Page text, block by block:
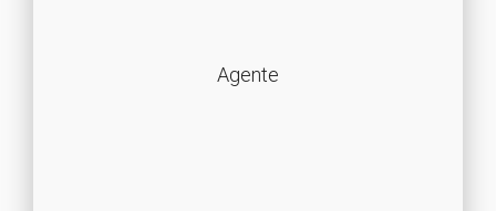
Agente